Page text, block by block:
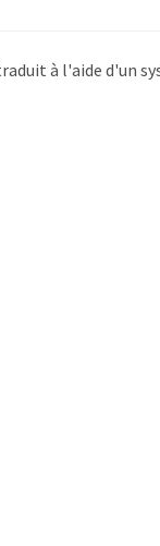
à l'aide d'un